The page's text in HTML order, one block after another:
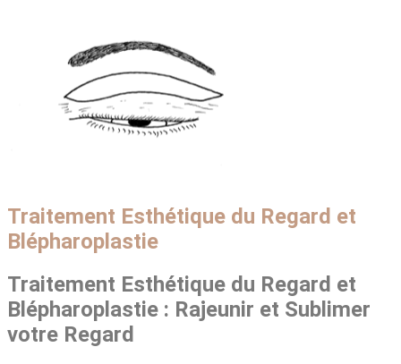
Traitement Esthétique du Regard et
Blépharoplastie
Traitement Esthétique du Regard et
Blépharoplastie : Rajeunir et Sublimer
votre Regard